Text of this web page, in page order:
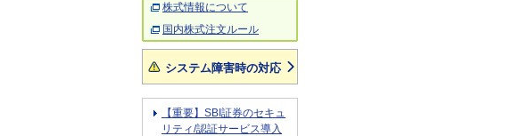
株式情報について
国内株式注文ルール
システム障害時の対応
【重要】SBI証券のセキュ
リティ/認証サービス導入